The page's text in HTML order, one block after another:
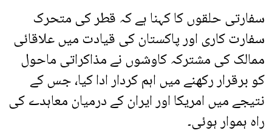
سفارتی حلقوں کا کہنا ہے کہ قطر کی متحرک
سفارت کاری اور پاکستان کی قیادت میں علاقائی
ممالک کی مشترکہ کاوشوں نے مذاکراتی ماحول
کو برقرار رکھنے میں اہم کردار ادا کیا، جس کے
نتیجے میں امریکا اور ایران کے درمیان معاہدے کی
راہ ہموار ہوئی۔